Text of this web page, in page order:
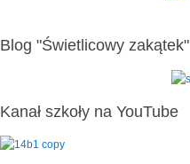
Blog "Świetlicowy zakątek"
Kanał szkoły na YouTube